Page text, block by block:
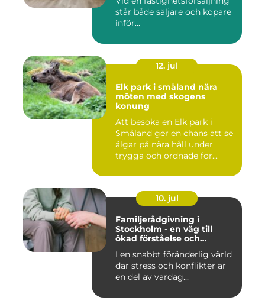
står både säljare och köpare
inför...
12. jul
Elk park i småland nära
möten med skogens
konung
Att besöka en Elk park i
Småland ger en chans att se
älgar på nära håll under
trygga och ordnade for...
10. jul
Familjerådgivning i
Stockholm - en väg till
ökad förståelse och
I en snabbt föränderlig värld
där stress och konflikter är
en del av vardag...